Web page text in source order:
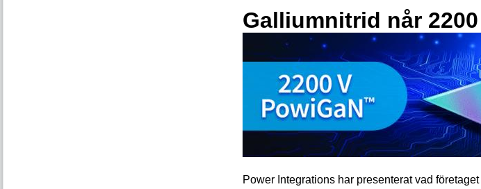
Galliumnitrid når
Power Integrations har presenterat vad